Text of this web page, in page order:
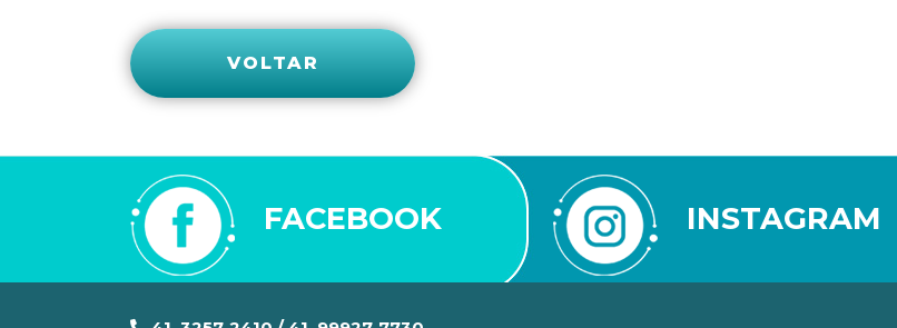
VOLTAR
FACEBOOK INSTAGRAM